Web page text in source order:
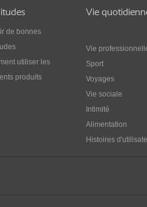
de bonnes
utiliser les
produits
Vie
Vie
Sport
Voyages
Vie sociale
Intimité
Alimentation
Histoires